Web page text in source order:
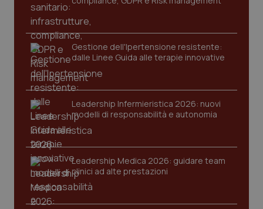
Gestione dell'Ipertensione resistente:
dalle Linee Guida alle terapie innovative
Leadership Infermieristica 2026: nuovi
modelli di responsabilità e autonomia
Leadership Medica 2026: guidare team
clinici ad alte prestazioni
protette del sito. Il sito web non è in grado di
funzionare correttamente senza questi cookie.
Nome
Fornitore/Dominio
VISITOR_PRIVACY_METADATA
YouTube
.youtube.com